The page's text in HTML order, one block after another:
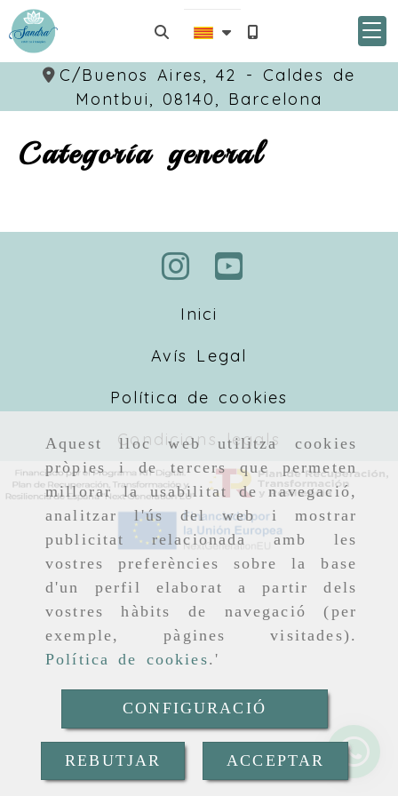
Aquest lloc web utilitza cookies
pròpies i de tercers que permeten
millorar la usabilitat de navegació,
analitzar l'ús del web i mostrar
publicitat relacionada amb les
vostres preferències sobre la base
d'un perfil elaborat a partir dels
vostres hàbits de navegació (per
exemple, pàgines visitades).
Política de cookies.'
CONFIGURACIÓ
REBUTJAR ACCEPTAR
C/Buenos Aires, 42 - Caldes de
Montbui, 08140, Barcelona
Categoría general
Inici
Avís Legal
Política de cookies
Condicions legals